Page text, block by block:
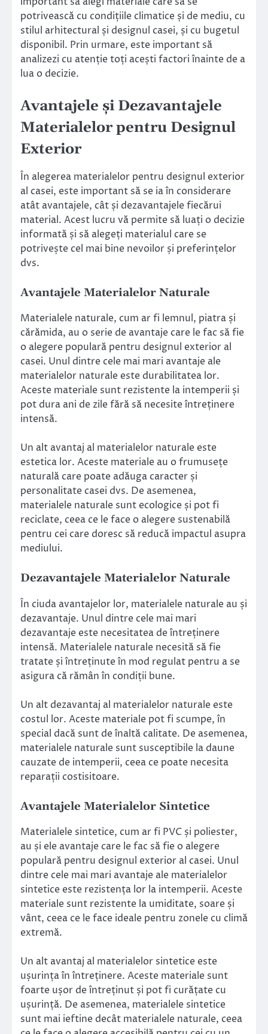
potrivească cu condițiile climatice și de mediu, cu
stilul arhitectural și designul casei, și cu bugetul
disponibil. Prin urmare, este important să
analizezi cu atenție toți acești factori înainte de a
lua o decizie.
Avantajele și Dezavantajele
Materialelor pentru Designul
Exterior
În alegerea materialelor pentru designul exterior
al casei, este important să se ia în considerare
atât avantajele, cât și dezavantajele fiecărui
material. Acest lucru vă permite să luați o decizie
informată și să alegeți materialul care se
potrivește cel mai bine nevoilor și preferințelor
dvs.
Avantajele Materialelor Naturale
Materialele naturale, cum ar fi lemnul, piatra și
cărămida, au o serie de avantaje care le fac să fie
o alegere populară pentru designul exterior al
casei. Unul dintre cele mai mari avantaje ale
materialelor naturale este durabilitatea lor.
Aceste materiale sunt rezistente la intemperii și
pot dura ani de zile fără să necesite întreținere
intensă.
Un alt avantaj al materialelor naturale este
estetica lor. Aceste materiale au o frumusețe
naturală care poate adăuga caracter și
personalitate casei dvs. De asemenea,
materialele naturale sunt ecologice și pot fi
reciclate, ceea ce le face o alegere sustenabilă
pentru cei care doresc să reducă impactul asupra
mediului.
Dezavantajele Materialelor Naturale
În ciuda avantajelor lor, materialele naturale au și
dezavantaje. Unul dintre cele mai mari
dezavantaje este necesitatea de întreținere
intensă. Materialele naturale necesită să fie
tratate și întreținute în mod regulat pentru a se
asigura că rămân în condiții bune.
Un alt dezavantaj al materialelor naturale este
costul lor. Aceste materiale pot fi scumpe, în
special dacă sunt de înaltă calitate. De asemenea,
materialele naturale sunt susceptibile la daune
cauzate de intemperii, ceea ce poate necesita
reparații costisitoare.
Avantajele Materialelor Sintetice
Materialele sintetice, cum ar fi PVC și poliester,
au și ele avantaje care le fac să fie o alegere
populară pentru designul exterior al casei. Unul
dintre cele mai mari avantaje ale materialelor
sintetice este rezistența lor la intemperii. Aceste
materiale sunt rezistente la umiditate, soare și
vânt, ceea ce le face ideale pentru zonele cu climă
extremă.
Un alt avantaj al materialelor sintetice este
ușurința în întreținere. Aceste materiale sunt
foarte ușor de întreținut și pot fi curățate cu
ușurință. De asemenea, materialele sintetice
sunt mai ieftine decât materialele naturale, ceea